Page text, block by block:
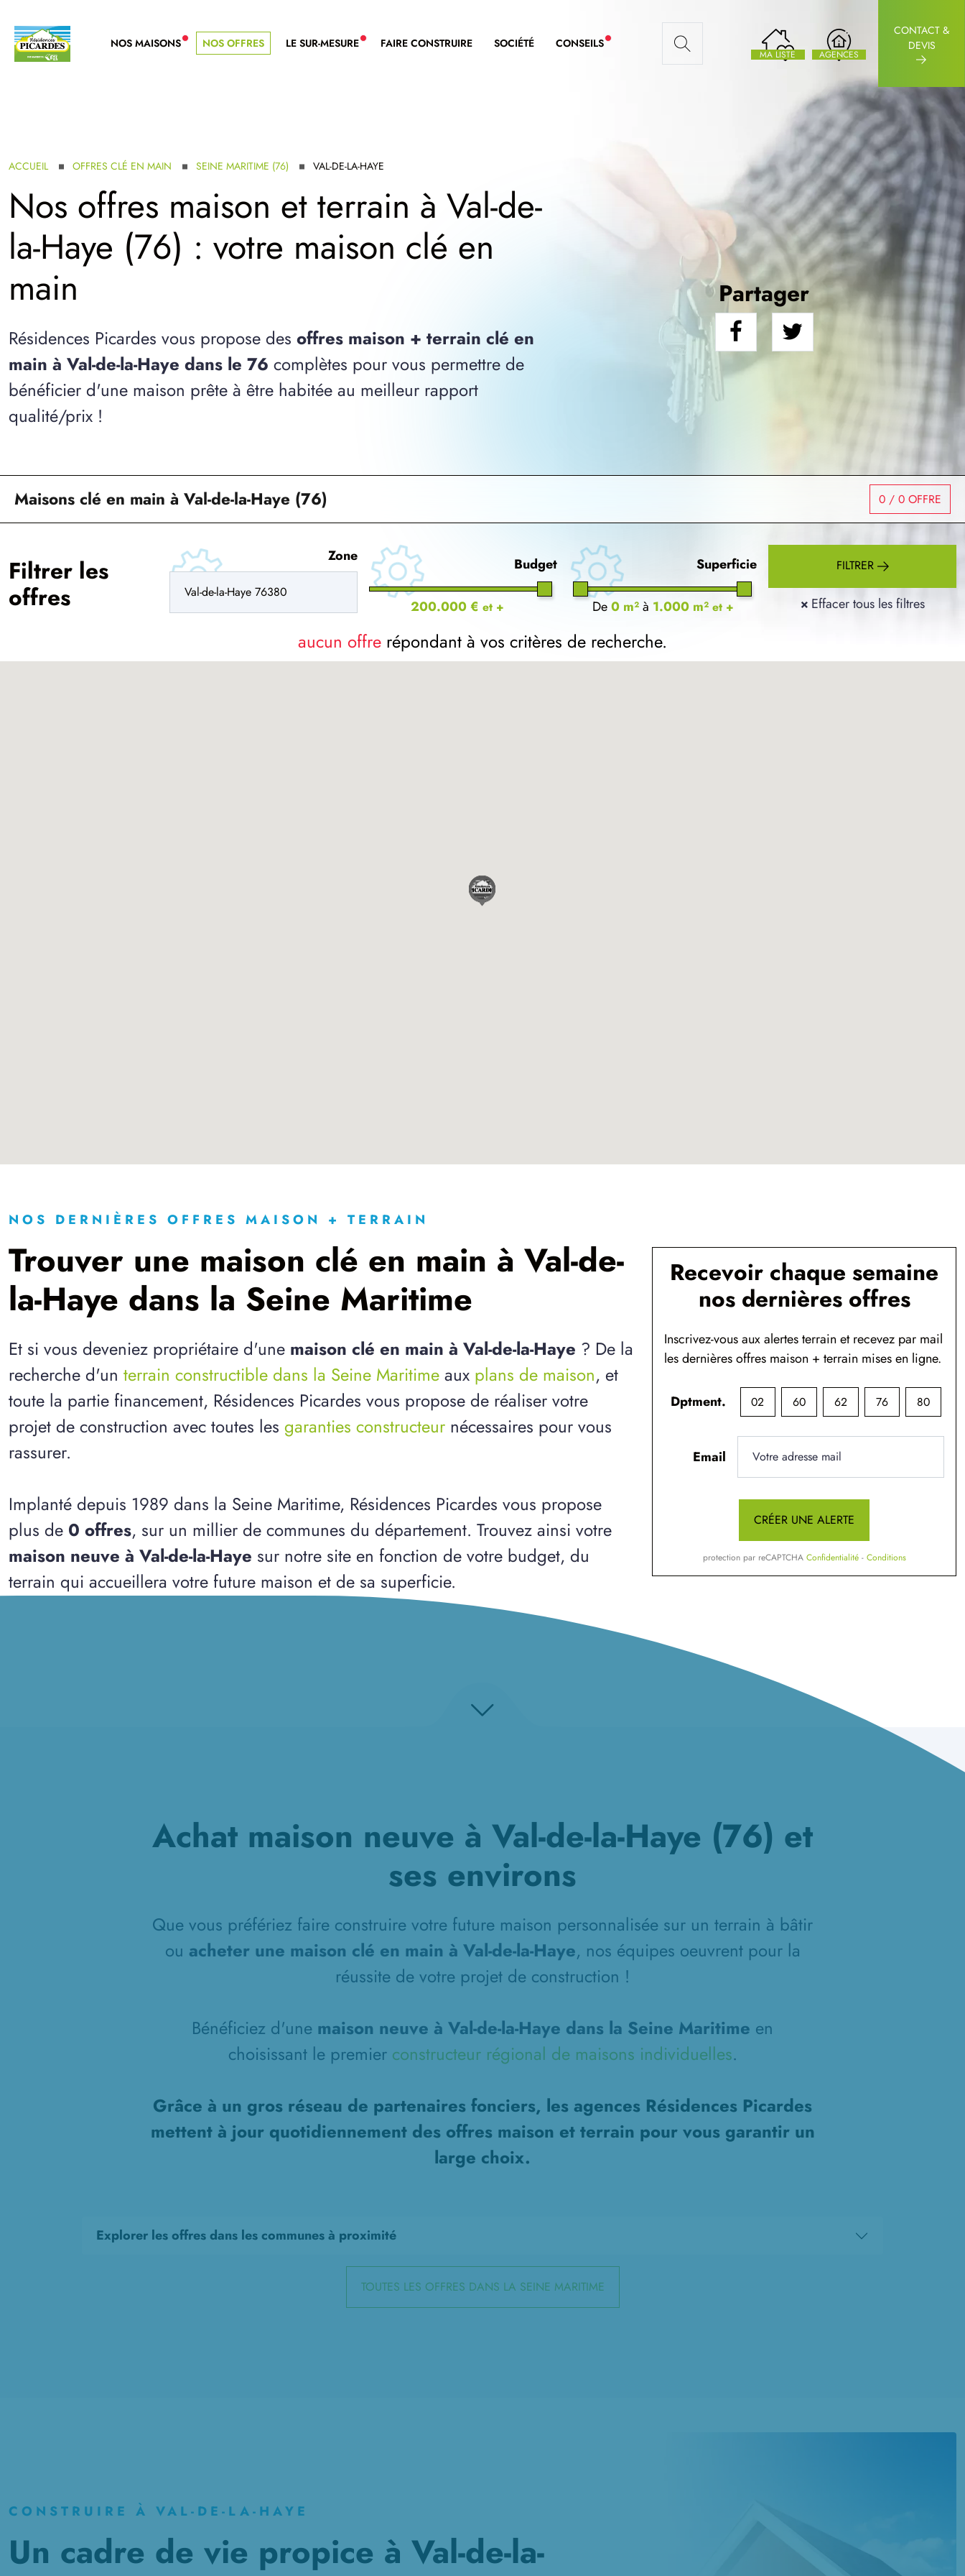
NOS MAISONS NOUVELLE GAMME
NOS OFFRES LE SUR-MESURE NOUVEAU SERVICE BDL EXTENSION
FAIRE CONSTRUIRE SOCIÉTÉ CONSEILS NOUVEAUX ARTICLES
MA LISTE AGENCES
CONTACT &
DEVIS
ACCUEIL OFFRES CLÉ EN MAIN SEINE MARITIME (76) VAL-DE-LA-HAYE
Nos offres maison et terrain à Val-de-
la-Haye (76) : votre maison clé en
main
Résidences Picardes vous propose des offres maison + terrain clé en
main à Val-de-la-Haye dans le 76 complètes pour vous permettre de
bénéficier d'une maison prête à être habitée au meilleur rapport
qualité/prix !
Partager
Maisons clé en main à Val-de-la-Haye (76) 0 / 0 OFFRE
Filtrer les
offres
Zone Budget
200.000 € et +
Superficie
De0 m²à 1.000 m² et +
FILTRER
× Effacer tous les filtres
aucun offre répondant à vos critères de recherche.
NOS DERNIÈRES OFFRES MAISON + TERRAIN
Trouver une maison clé en main à Val-de-
la-Haye dans la Seine Maritime
Et si vous deveniez propriétaire d'une maison clé en main à Val-de-la-Haye ? De la
recherche d'un terrain constructible dans la Seine Maritime aux plans de maison, et
toute la partie financement, Résidences Picardes vous propose de réaliser votre
projet de construction avec toutes les garanties constructeur nécessaires pour vous
rassurer.
Implanté depuis 1989 dans la Seine Maritime, Résidences Picardes vous propose
plus de 0 offres, sur un millier de communes du département. Trouvez ainsi votre
maison neuve à Val-de-la-Haye sur notre site en fonction de votre budget, du
terrain qui accueillera votre future maison et de sa superficie.
Recevoir chaque semaine
nos dernières offres
Inscrivez-vous aux alertes terrain et recevez par mail
les dernières offres maison + terrain mises en ligne.
Dptment. 02 60 62 76 80
Email
CRÉER UNE ALERTE
protection par reCAPTCHA Confidentialité - Conditions
Achat maison neuve à Val-de-la-Haye (76) et
ses environs
Que vous préfériez faire construire votre future maison personnalisée sur un terrain à bâtir
ou acheter une maison clé en main à Val-de-la-Haye, nos équipes oeuvrent pour la
réussite de votre projet de construction !
Bénéficiez d'une maison neuve à Val-de-la-Haye dans la Seine Maritime en
choisissant le premier constructeur régional de maisons individuelles.
Grâce à un gros réseau de partenaires fonciers, les agences Résidences Picardes
mettent à jour quotidiennement des offres maison et terrain pour vous garantir un
large choix.
Explorer les offres dans les communes à proximité
TOUTES LES OFFRES DANS LA SEINE MARITIME
CONSTRUIRE À VAL-DE-LA-HAYE
Un cadre de vie propice à Val-de-la-